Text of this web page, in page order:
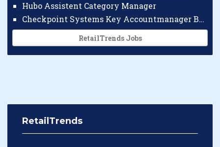
Hubo Assistent Category Manager
Checkpoint Systems Key Accountmanager Benelux
RetailTrends Jobs
RetailTrends